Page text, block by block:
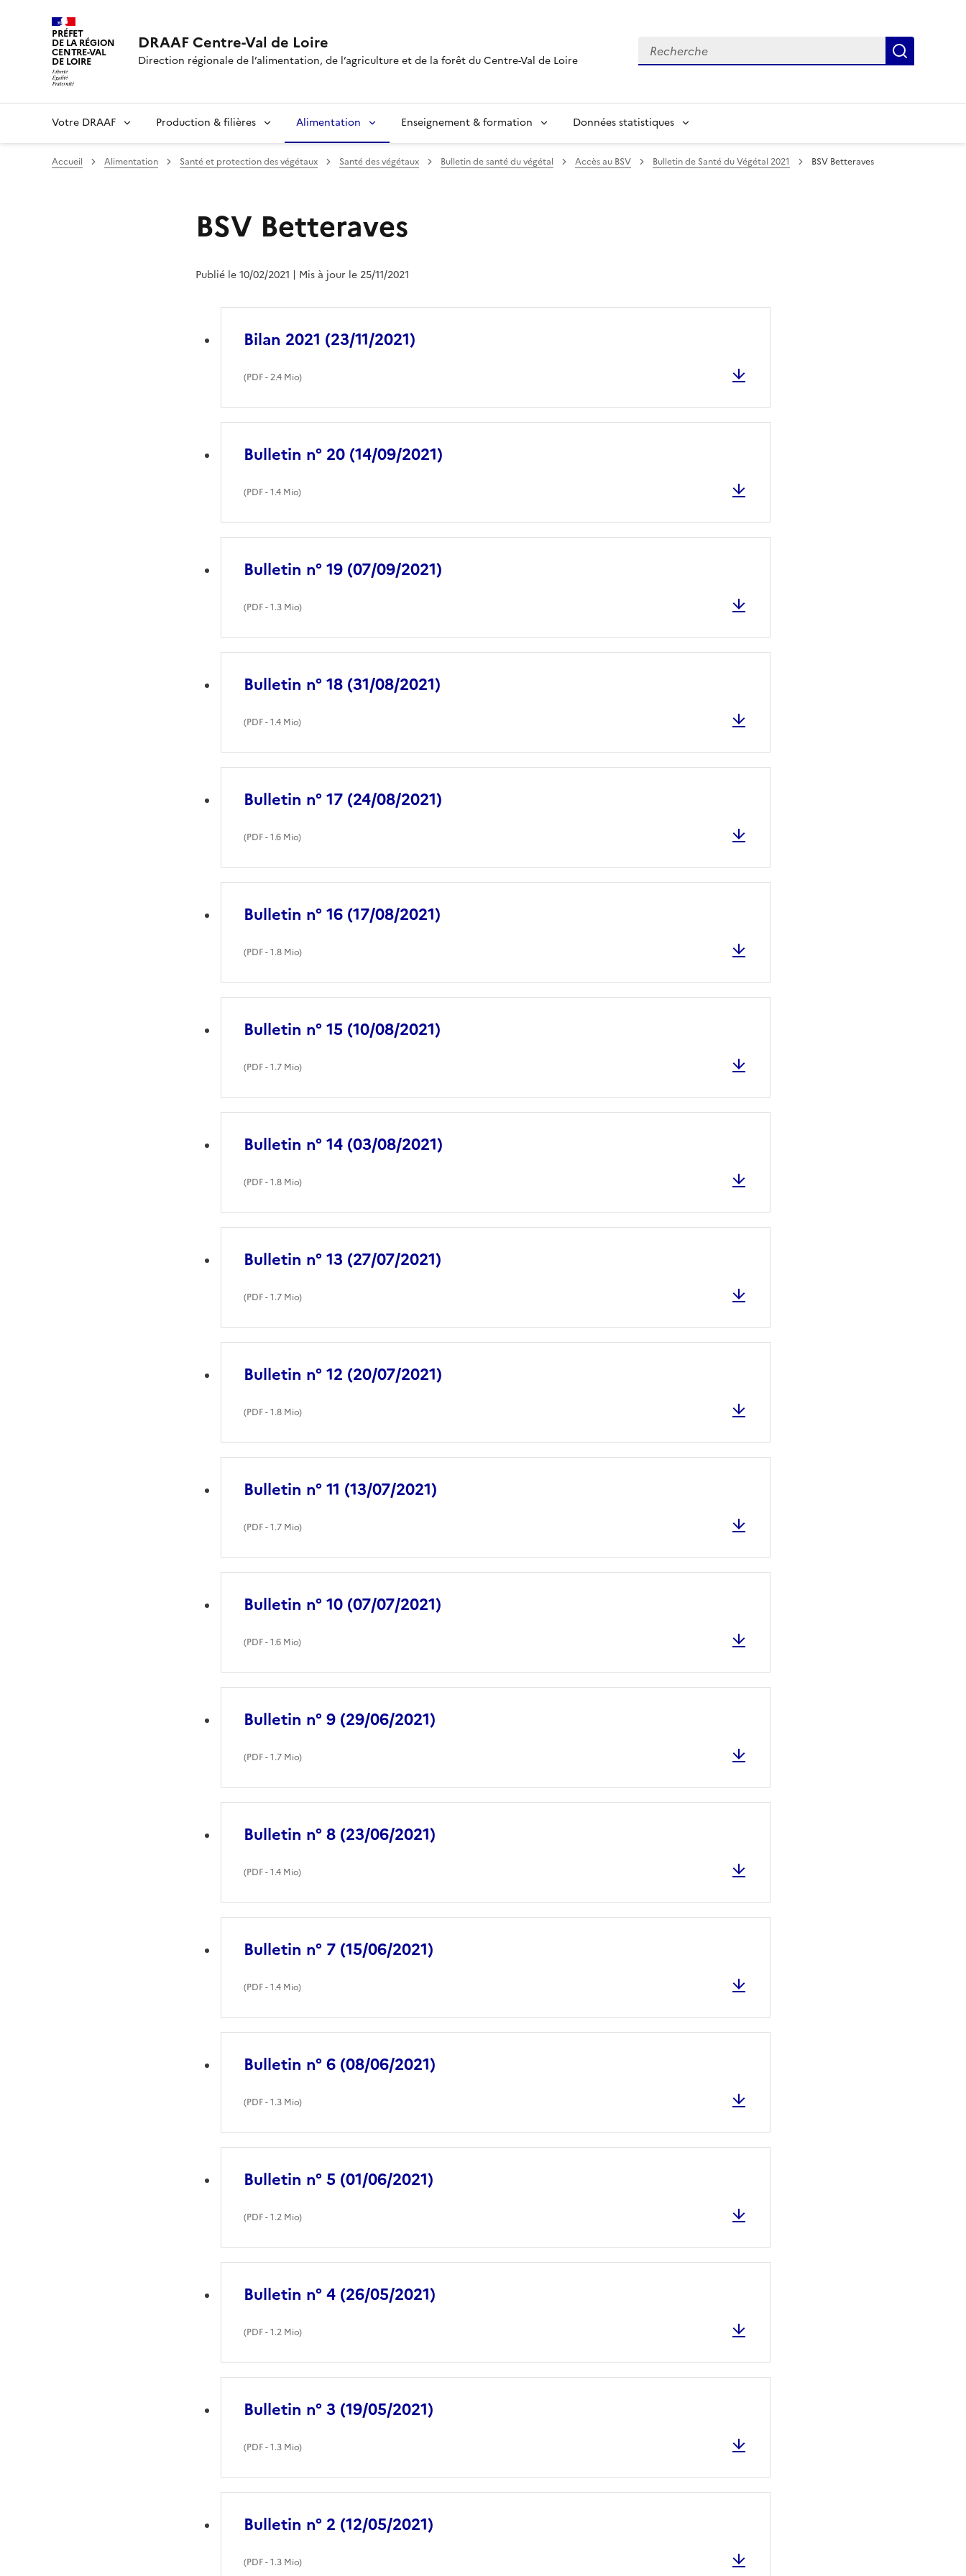
PRÉFET
DE LA RÉGION
CENTRE-VAL
DE LOIRE
DRAAF Centre-Val de Loire
Direction régionale de l’alimentation, de l’agriculture et de la forêt du Centre-Val de Loire
Recherche
Votre DRAAF Production & filières Alimentation Enseignement & formation Données statistiques
Accueil Alimentation Santé et protection des végétaux Santé des végétaux Bulletin de santé du végétal Accès au BSV Bulletin de Santé du Végétal 2021 BSV Betteraves
BSV Betteraves
Publié le 10/02/2021 | Mis à jour le 25/11/2021
Bilan 2021 (23/11/2021)
(PDF- 2.4 Mio)
Bulletin n° 20 (14/09/2021)
(PDF- 1.4 Mio)
Bulletin n° 19 (07/09/2021)
(PDF- 1.3 Mio)
Bulletin n° 18 (31/08/2021)
(PDF- 1.4 Mio)
Bulletin n° 17 (24/08/2021)
(PDF- 1.6 Mio)
Bulletin n° 16 (17/08/2021)
(PDF- 1.8 Mio)
Bulletin n° 15 (10/08/2021)
(PDF- 1.7 Mio)
Bulletin n° 14 (03/08/2021)
(PDF- 1.8 Mio)
Bulletin n° 13 (27/07/2021)
(PDF- 1.7 Mio)
Bulletin n° 12 (20/07/2021)
(PDF- 1.8 Mio)
Bulletin n° 11 (13/07/2021)
(PDF- 1.7 Mio)
Bulletin n° 10 (07/07/2021)
(PDF- 1.6 Mio)
Bulletin n° 9 (29/06/2021)
(PDF- 1.7 Mio)
Bulletin n° 8 (23/06/2021)
(PDF- 1.4 Mio)
Bulletin n° 7 (15/06/2021)
(PDF- 1.4 Mio)
Bulletin n° 6 (08/06/2021)
(PDF- 1.3 Mio)
Bulletin n° 5 (01/06/2021)
(PDF- 1.2 Mio)
Bulletin n° 4 (26/05/2021)
(PDF- 1.2 Mio)
Bulletin n° 3 (19/05/2021)
(PDF- 1.3 Mio)
Bulletin n° 2 (12/05/2021)
(PDF- 1.3 Mio)